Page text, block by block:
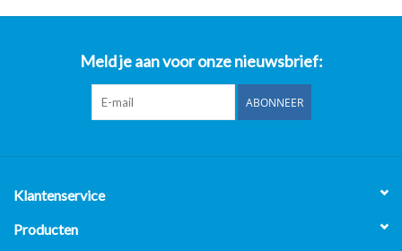
Meld je aan voor onze nieuwsbrief:
ABONNEER
Klantenservice
Producten